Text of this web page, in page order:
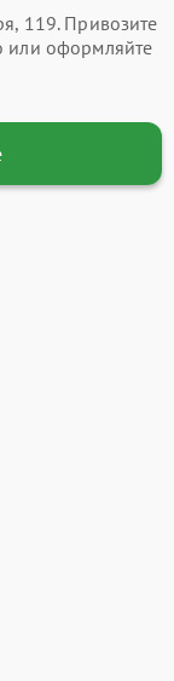
119. Привозите
или оформляйте